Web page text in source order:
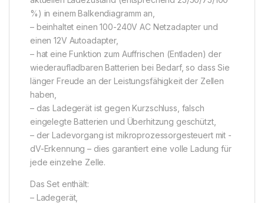
%) in einem Balkendiagramm an,
– beinhaltet einen 100-240V AC Netzadapter und
einen 12V Autoadapter,
– hat eine Funktion zum Auffrischen (Entladen) der
wiederaufladbaren Batterien bei Bedarf, so dass Sie
länger Freude an der Leistungsfähigkeit der Zellen
haben,
– das Ladegerät ist gegen Kurzschluss, falsch
eingelegte Batterien und Überhitzung geschützt,
– der Ladevorgang ist mikroprozessorgesteuert mit -
dV-Erkennung – dies garantiert eine volle Ladung für
jede einzelne Zelle.
Das Set enthält:
– Ladegerät,